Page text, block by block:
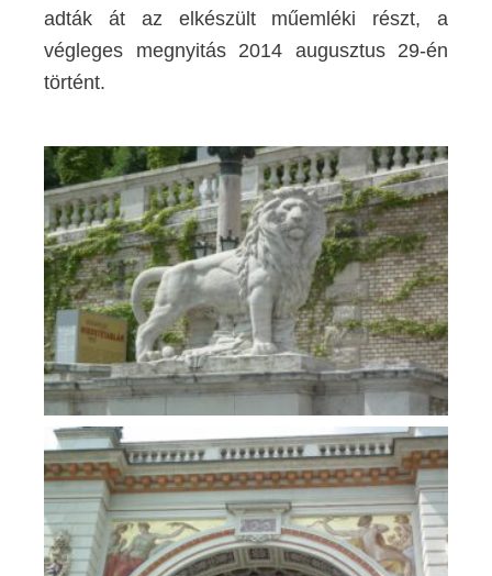
adták át az elkészült műemléki részt, a
végleges megnyitás 2014 augusztus 29-én
történt.